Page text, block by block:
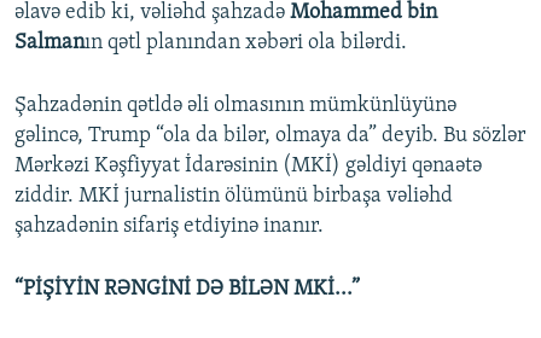
əlavə edib ki, vəliəhd şahzadə Mohammed bin
Salmanın qətl planından xəbəri ola bilərdi.
Şahzadənin qətldə əli olmasının mümkünlüyünə
gəlincə, Trump “ola da bilər, olmaya da” deyib. Bu sözlər
Mərkəzi Kəşfiyyat İdarəsinin (MKİ) gəldiyi qənaətə
ziddir. MKİ jurnalistin ölümünü birbaşa vəliəhd
şahzadənin sifariş etdiyinə inanır.
“PİŞİYİN RƏNGİNİ DƏ BİLƏN MKİ...”